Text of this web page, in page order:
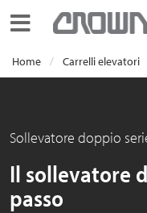
Toggle navigation
Home Carrelli elevatori
Sollevatore doppio
Il sollevatore
passo